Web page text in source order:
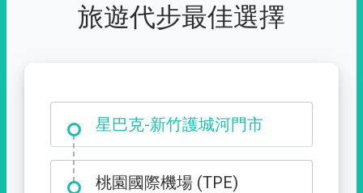
旅遊代步最佳選擇
星巴克-新竹護城河門市
大霸尖山登山口
桃園國際機場 (TPE)